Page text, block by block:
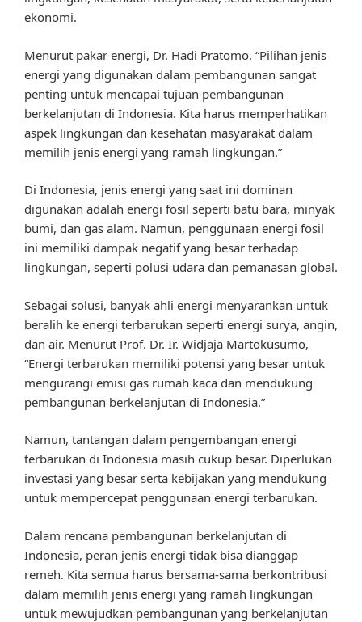
ekonomi.
Menurut pakar energi, Dr. Hadi Pratomo, “Pilihan jenis
energi yang digunakan dalam pembangunan sangat
penting untuk mencapai tujuan pembangunan
berkelanjutan di Indonesia. Kita harus memperhatikan
aspek lingkungan dan kesehatan masyarakat dalam
memilih jenis energi yang ramah lingkungan.”
Di Indonesia, jenis energi yang saat ini dominan
digunakan adalah energi fosil seperti batu bara, minyak
bumi, dan gas alam. Namun, penggunaan energi fosil
ini memiliki dampak negatif yang besar terhadap
lingkungan, seperti polusi udara dan pemanasan global.
Sebagai solusi, banyak ahli energi menyarankan untuk
beralih ke energi terbarukan seperti energi surya, angin,
dan air. Menurut Prof. Dr. Ir. Widjaja Martokusumo,
“Energi terbarukan memiliki potensi yang besar untuk
mengurangi emisi gas rumah kaca dan mendukung
pembangunan berkelanjutan di Indonesia.”
Namun, tantangan dalam pengembangan energi
terbarukan di Indonesia masih cukup besar. Diperlukan
investasi yang besar serta kebijakan yang mendukung
untuk mempercepat penggunaan energi terbarukan.
Dalam rencana pembangunan berkelanjutan di
Indonesia, peran jenis energi tidak bisa dianggap
remeh. Kita semua harus bersama-sama berkontribusi
dalam memilih jenis energi yang ramah lingkungan
untuk mewujudkan pembangunan yang berkelanjutan